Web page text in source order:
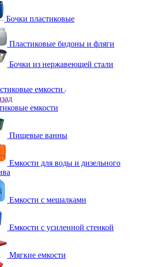
Бочки пластиковые
Пластиковые бидоны и фляги
Бочки из нержавеющей стали
емкости
емкости
Пищевые ванны
Емкости для воды и дизельного
Емкости с мешалками
Емкости с усиленной стенкой
Мягкие емкости